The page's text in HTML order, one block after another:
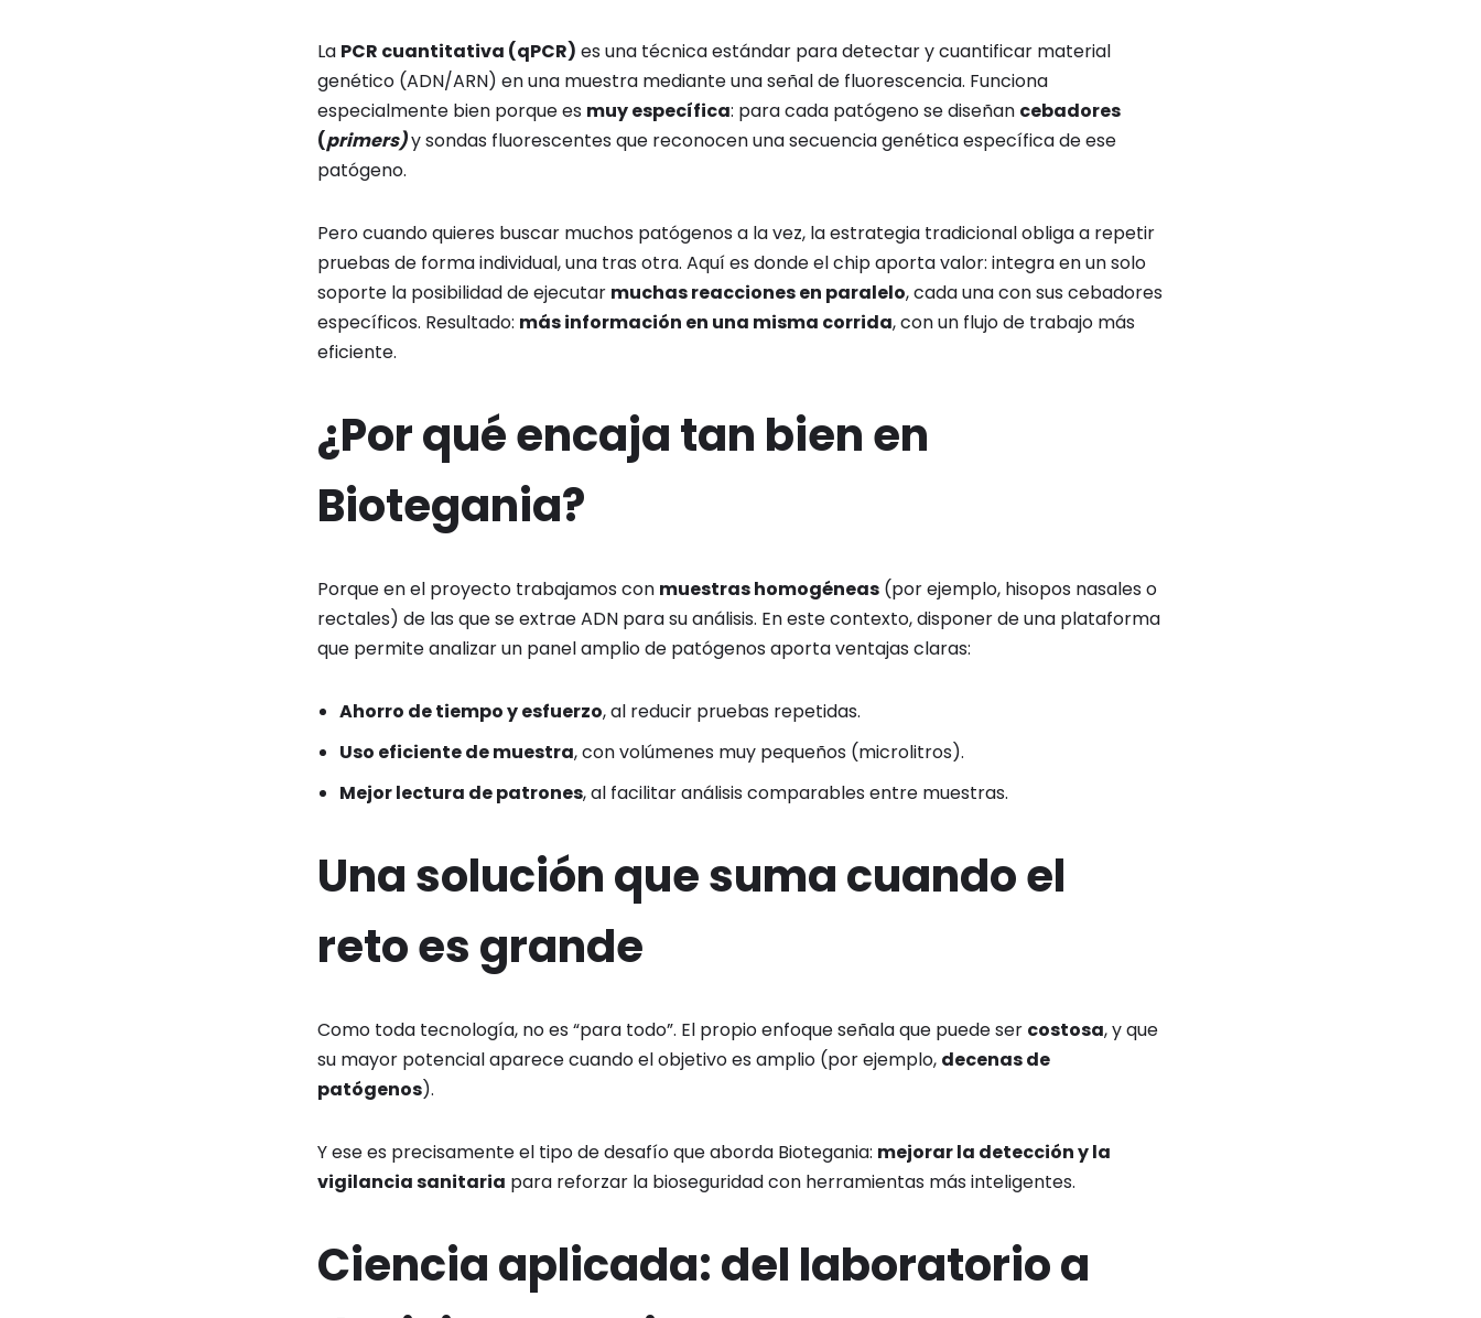
La PCR cuantitativa (qPCR) es una técnica estándar para detectar y cuantificar material
genético (ADN/ARN) en una muestra mediante una señal de fluorescencia. Funciona
especialmente bien porque es muy específica: para cada patógeno se diseñan cebadores
(primers)y sondas fluorescentes que reconocen una secuencia genética específica de ese
patógeno.
Pero cuando quieres buscar muchos patógenos a la vez, la estrategia tradicional obliga a repetir
pruebas de forma individual, una tras otra. Aquí es donde el chip aporta valor: integra en un solo
soporte la posibilidad de ejecutar muchas reacciones en paralelo, cada una con sus cebadores
específicos. Resultado: más información en una misma corrida, con un flujo de trabajo más
eficiente.
¿Por qué encaja tan bien en
Biotegania?
Porque en el proyecto trabajamos con muestras homogéneas (por ejemplo, hisopos nasales o
rectales) de las que se extrae ADN para su análisis. En este contexto, disponer de una plataforma
que permite analizar un panel amplio de patógenos aporta ventajas claras:
Ahorro de tiempo y esfuerzo, al reducir pruebas repetidas.
Uso eficiente de muestra, con volúmenes muy pequeños (microlitros).
Mejor lectura de patrones, al facilitar análisis comparables entre muestras.
Una solución que suma cuando el
reto es grande
Como toda tecnología, no es “para todo”. El propio enfoque señala que puede ser costosa, y que
su mayor potencial aparece cuando el objetivo es amplio (por ejemplo, decenas de
patógenos).
Y ese es precisamente el tipo de desafío que aborda Biotegania: mejorar la detección y la
vigilancia sanitaria para reforzar la bioseguridad con herramientas más inteligentes.
Ciencia aplicada: del laboratorio a